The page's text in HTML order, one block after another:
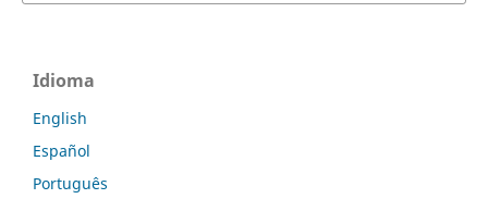
Idioma
English
Español
Português